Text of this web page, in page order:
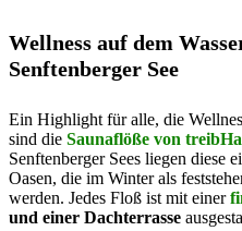
Wellness auf dem
Senftenberger See
Ein Highlight für alle, die
sind die Saunaflöße von
Senftenberger Sees liegen diese
Oasen, die im Winter als
werden. Jedes Floß ist mit einer
und einer Dachterrasse